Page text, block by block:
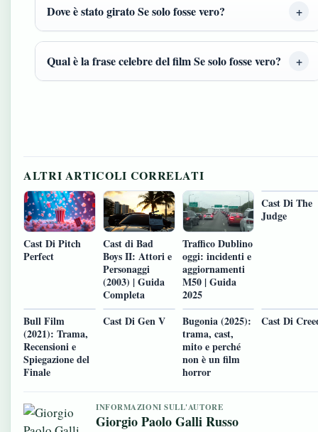
Dove è stato girato Se solo fosse vero?
Qual è la frase celebre del film Se solo fosse vero?
ALTRI ARTICOLI CORRELATI
Cast Di Pitch
Perfect
Cast di Bad
Boys II: Attori e
Personaggi
(2003) | Guida
Completa
Traffico Dublino
oggi: incidenti e
aggiornamenti
M50 | Guida
2025
Cast Di The
Judge
Bull Film
(2021): Trama,
Recensioni e
Spiegazione del
Finale
Cast Di Gen V
Bugonia (2025):
trama, cast,
mito e perché
non è un film
horror
Cast Di
INFORMAZIONI SULL'AUTORE
Giorgio Paolo Galli Russo